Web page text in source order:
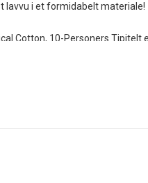
lavvu i et formidabelt materiale!
Cotton, 10-Personers
bedre indeklima og minimal